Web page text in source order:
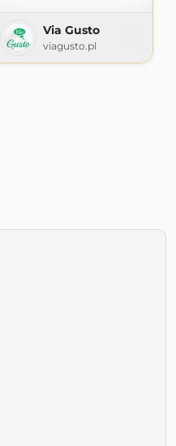
Via Gusto
viagusto.pl